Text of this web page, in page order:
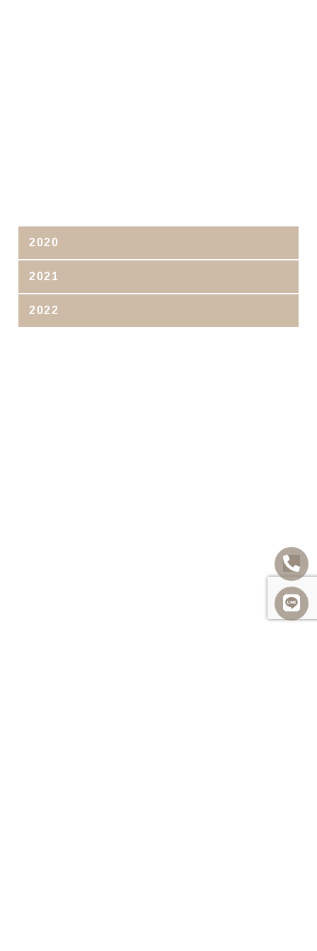
2020
2021
2022